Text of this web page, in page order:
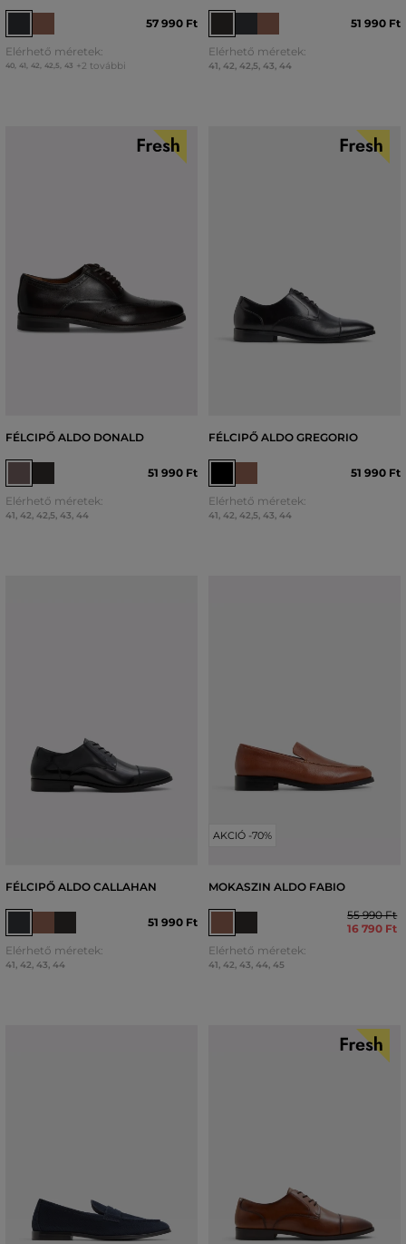
57 990 Ft
Elérhető méretek:
40, 41, 42, 42,5, 43 +2 további
51 990 Ft
Elérhető méretek:
41 42 42,5 43 44
FÉLCIPŐ ALDO DONALD
51 990 Ft
Elérhető méretek:
41, 42, 42,5, 43, 44
FÉLCIPŐ ALDO GREGORIO
51 990 Ft
Elérhető méretek:
41, 42, 42,5, 43, 44
FÉLCIPŐ ALDO CALLAHAN
51 990 Ft
Elérhető méretek:
41, 42, 43, 44
AKCIÓ -70%
MOKASZIN ALDO FABIO
55 990 Ft
16 790 Ft
Elérhető méretek:
41, 42, 43, 44, 45